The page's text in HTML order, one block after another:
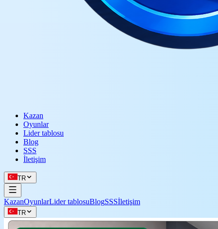
Kazan
Oyunlar
Lider tablosu
Blog
SSS
İletişim
TR
KazanOyunlarLider tablosuBlogSSSİletişim
TR